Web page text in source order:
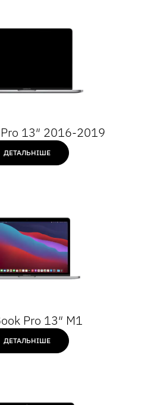
13″ 2016-2019
ДЕТАЛЬНІШЕ
Pro 13″ M1
ДЕТАЛЬНІШЕ